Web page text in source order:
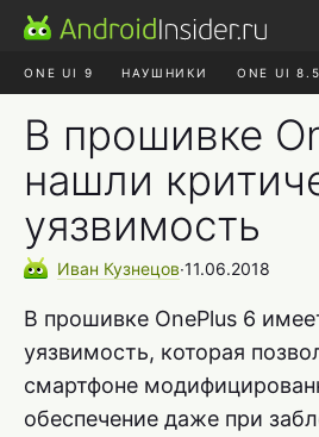
ONE UI 9 НАУШНИКИ ONE UI 8.5
В прошивке
нашли
уязвимость
Иван Кузнецов∙11.06.2018
В прошивке OnePlus 6
уязвимость, которая
смартфоне
обеспечение даже при